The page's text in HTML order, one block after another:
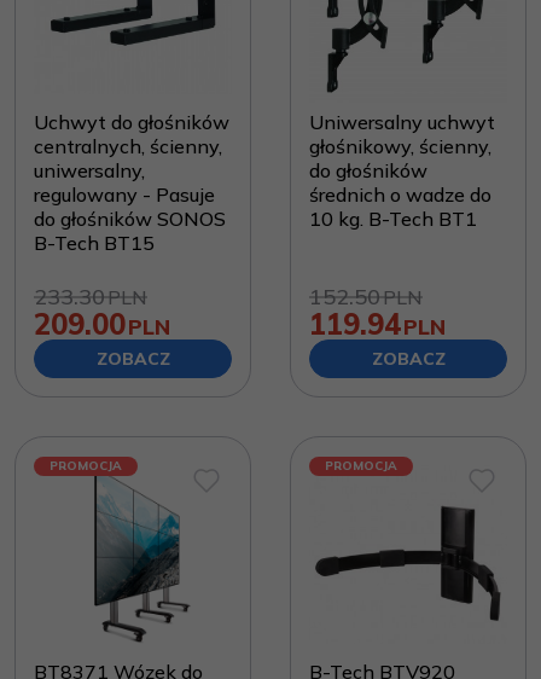
Uchwyt do głośników
centralnych, ścienny,
uniwersalny,
regulowany - Pasuje
do głośników SONOS
B-Tech BT15
233.30PLN
209.00PLN
ZOBACZ
Uniwersalny uchwyt
głośnikowy, ścienny,
do głośników
średnich o wadze do
10 kg. B-Tech BT1
152.50PLN
119.94PLN
ZOBACZ
PROMOCJA
BT8371 Wózek do
PROMOCJA
B-Tech BTV920